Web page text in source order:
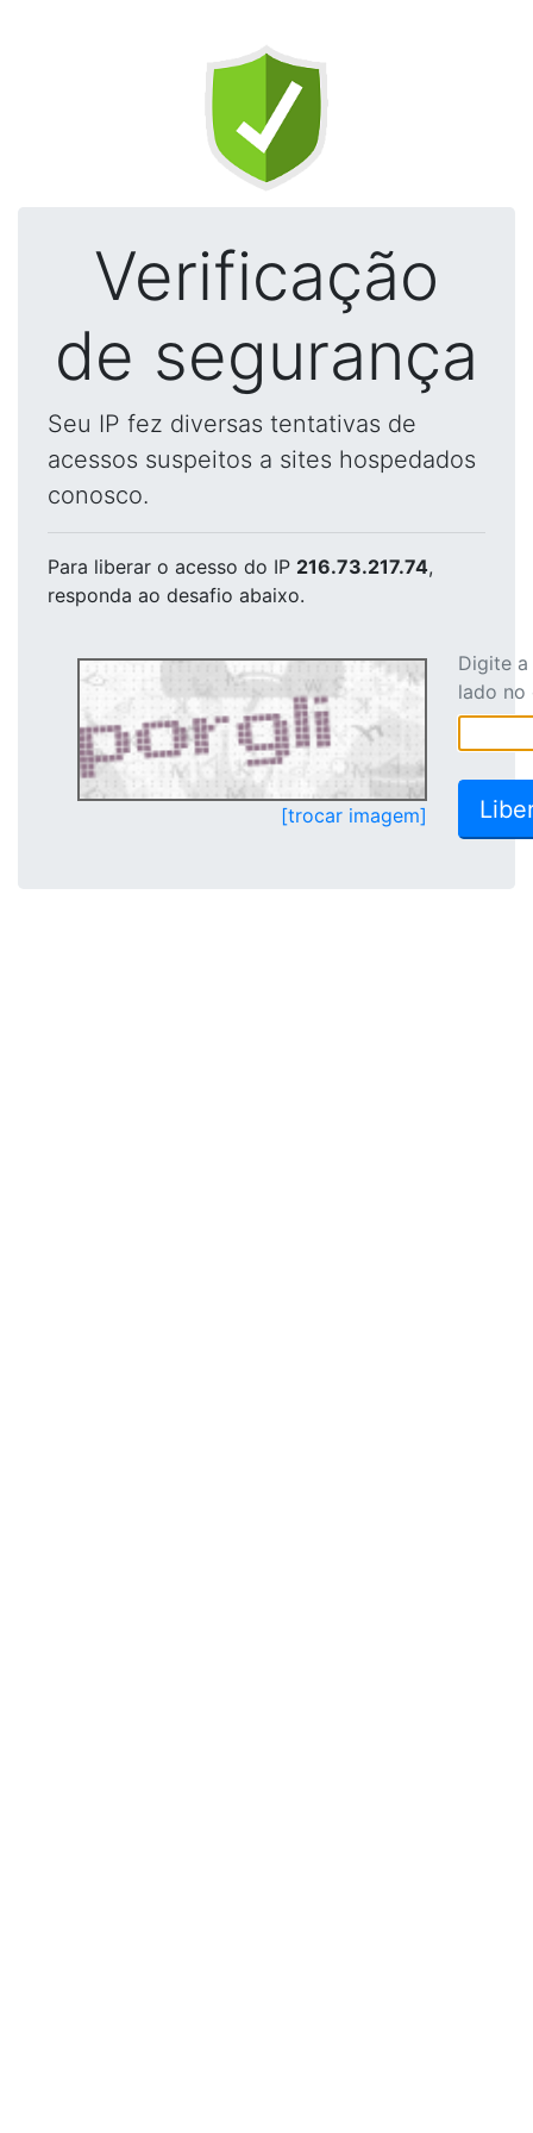
Verificação
de segurança
Seu IP fez diversas tentativas de
acessos suspeitos a sites hospedados
conosco.
Para liberar o acesso do IP 216.73.217.74,
responda ao desafio abaixo.
[trocar imagem]
Digite
lado no